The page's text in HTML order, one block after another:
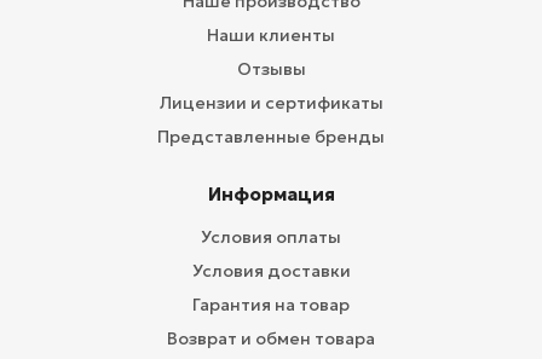
Наши клиенты
Отзывы
Лицензии и сертификаты
Представленные бренды
Информация
Условия оплаты
Условия доставки
Гарантия на товар
Возврат и обмен товара